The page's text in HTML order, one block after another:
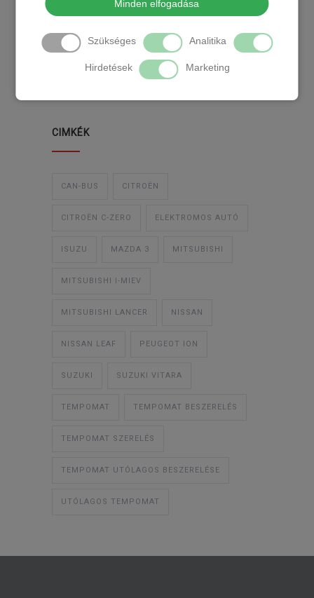
Minden elfogadása
Szükséges Analitika
Hirdetések Marketing
TEMPOMAT TEMPOMAT BESZERELÉS
UTÓLAGOS TEMPOMAT
CIMKÉK
CAN-BUS CITROËN
CITROËN C-ZERO ELEKTROMOS AUTÓ
ISUZU MAZDA 3 MITSUBISHI
MITSUBISHI I-MIEV
MITSUBISHI LANCER NISSAN
NISSAN LEAF PEUGEOT ION
SUZUKI SUZUKI VITARA
TEMPOMAT TEMPOMAT BESZERELÉS
TEMPOMAT SZERELÉS
TEMPOMAT UTÓLAGOS BESZERELÉSE
UTÓLAGOS TEMPOMAT